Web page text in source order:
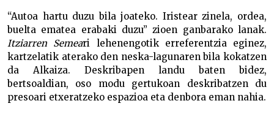
“Autoa hartu duzu bila joateko. Iristear zinela, ordea,
buelta ematea erabaki duzu” zioen ganbarako lanak.
Itziarren Semeari lehenengotik erreferentzia eginez,
kartzelatik aterako den neska-lagunaren bila kokatzen
da Alkaiza. Deskribapen landu baten bidez,
bertsoaldian, oso modu gertukoan deskribatzen du
presoari etxeratzeko espazioa eta denbora eman nahia.